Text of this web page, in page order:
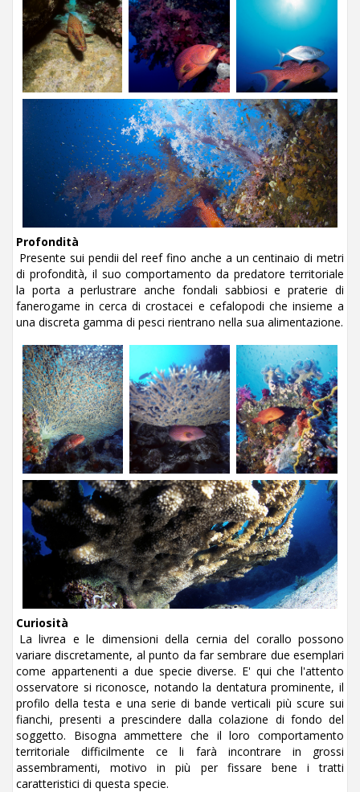
Profondità
Presente sui pendii del reef fino anche a un centinaio di metri
di profondità, il suo comportamento da predatore territoriale
la porta a perlustrare anche fondali sabbiosi e praterie di
fanerogame in cerca di crostacei e cefalopodi che insieme a
una discreta gamma di pesci rientrano nella sua alimentazione.
Curiosità
La livrea e le dimensioni della cernia del corallo possono
variare discretamente, al punto da far sembrare due esemplari
come appartenenti a due specie diverse. E' qui che l'attento
osservatore si riconosce, notando la dentatura prominente, il
profilo della testa e una serie di bande verticali più scure sui
fianchi, presenti a prescindere dalla colazione di fondo del
soggetto. Bisogna ammettere che il loro comportamento
territoriale difficilmente ce li farà incontrare in grossi
assembramenti, motivo in più per fissare bene i tratti
caratteristici di questa specie.